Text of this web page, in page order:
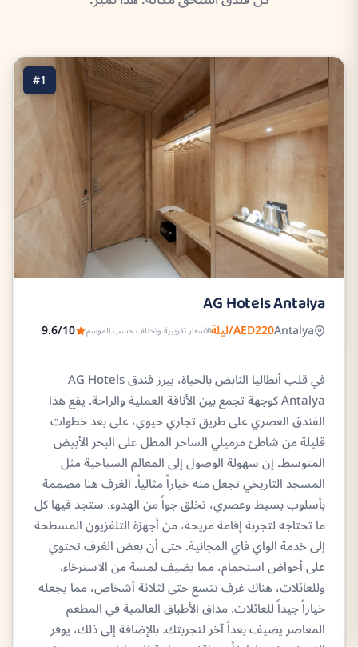
#1
AG Hotels Antalya
AntalyaAED220/ليلة الأسعار تقريبية وتختلف حسب الموسم 9.6/10
في قلب أنطاليا النابض بالحياة، يبرز فندق AG Hotels
Antalya كوجهة تجمع بين الأناقة العملية والراحة. يقع هذا
الفندق العصري على طريق تجاري حيوي، على بعد خطوات
قليلة من شاطئ مرميلي الساحر المطل على البحر الأبيض
المتوسط. إن سهولة الوصول إلى المعالم السياحية مثل
المسجد التاريخي تجعل منه خياراً مثالياً. الغرف هنا مصممة
بأسلوب بسيط وعصري، تخلق جواً من الهدوء. ستجد فيها كل
ما تحتاجه لتجربة إقامة مريحة، من أجهزة التلفزيون المسطحة
إلى خدمة الواي فاي المجانية. حتى أن بعض الغرف تحتوي
على أحواض استحمام، مما يضيف لمسة من الاسترخاء.
وللعائلات، هناك غرف تتسع حتى لثلاثة أشخاص، مما يجعله
خياراً جيداً للعائلات. مذاق الأطباق العالمية في المطعم
المعاصر يضيف بعداً آخر لتجربتك. بالإضافة إلى ذلك، يوفر